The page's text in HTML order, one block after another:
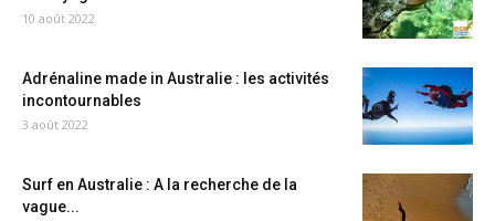
10 août 2022
Adrénaline made in Australie : les activités
incontournables
3 août 2022
Surf en Australie : A la recherche de la
vague...